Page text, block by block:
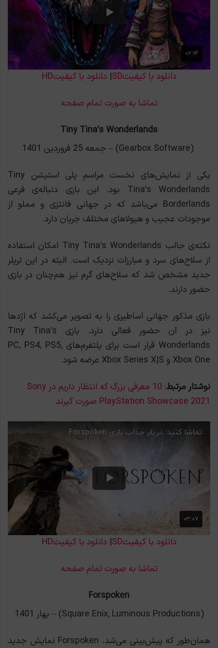
دانلود با کیفیتSD | دانلود با کیفیتHD
تماشا به صورت تمام صفحه
Tiny Tina’s Wonderlands
(Gearbox Software) – جمعه 25 فروردین 1401
یکی از نمایش‌های نخست مراسم پلی استیشن Tiny
Tina’s Wonderlands بود. این بازی دنباله‌ی فرعی
Borderlands می‌باشد که در جهانی فانتزی و مملو از
موجودات عجیب و هیولاهای مختلف جریان دارد.
نکته‌ی جالب Tiny Tina’s Wonderlands امکان استفاده
از سلاح‌های سرد و مبارزات نزدیک است. البته در این تریلر
جدید مشخص شد که سلاح‌های گرم نیز هم‌چنان در بازی
حضور دارند.
بازی مذکور جهانی اساطیری را به تصویر می‌کشد که اژدها
نیز در آن حضور فعالی دارد. بازی Tiny Tina’s
Wonderlands قرار است برای پلتفرم‌های PC, PS4, PS5,
Xbox One و Xbox Series X|S عرضه شود.
نوشتار مرتبط:
10 معرفی بزرگ که انتظار داریم در Sony
PlayStation Showcase 2021 صورت گیرند
دانلود با کیفیتSD | دانلود با کیفیتHD
تماشا به صورت تمام صفحه
Forspoken
(Square Enix, Luminous Productions) – بهار 1401
همان‌طور که پیش‌بینی می‌شد، Forspoken نمایش جدید